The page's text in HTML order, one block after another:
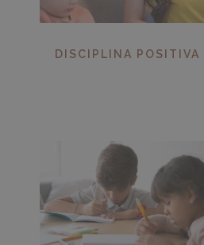
DISCIPLINA POSITIVA